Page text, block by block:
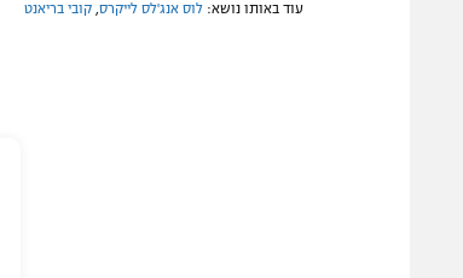
עוד באותו נושא: לוס אנג'לס לייקרס קובי בריאנט